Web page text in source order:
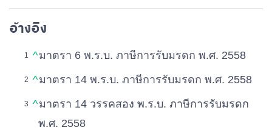
อ้างอิง
^มาตรา 6 พ.ร.บ. ภาษีการรับมรดก พ.ศ. 2558
^มาตรา 14 พ.ร.บ. ภาษีการรับมรดก พ.ศ. 2558
^มาตรา 14 วรรคสอง พ.ร.บ. ภาษีการรับมรดก
พ.ศ. 2558